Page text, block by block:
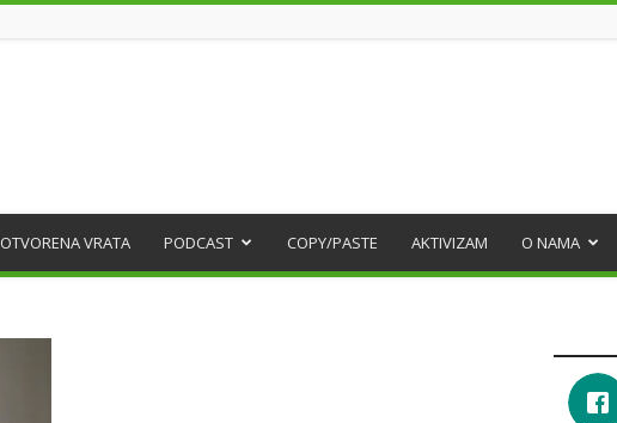
OTVORENA VRATA PODCAST COPY/PASTE AKTIVIZAM O NAMA